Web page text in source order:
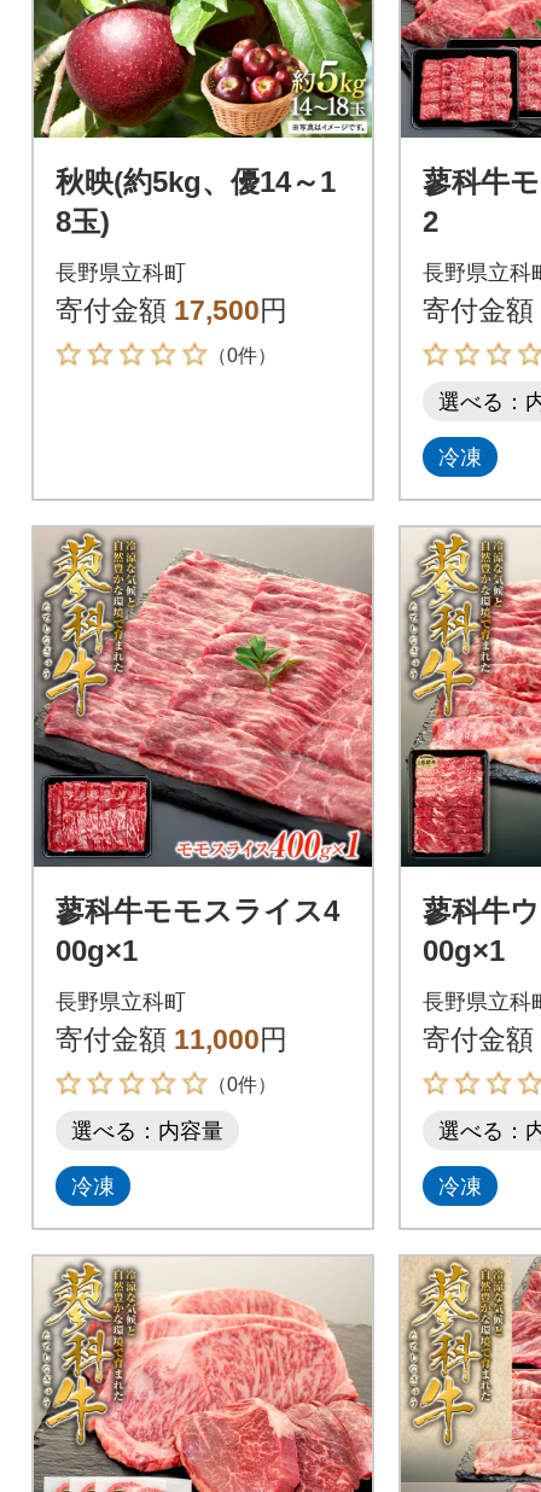
秋映(約5kg、優14～1
8玉)
長野県立科町
寄付金額 17,500円
（0件）
蓼科牛
2
長野県立科
寄付金額
選べる：
冷凍
蓼科牛モモスライス4
00g×1
長野県立科町
寄付金額 11,000円
（0件）
選べる：内容量
冷凍
蓼科牛
長野県立科
寄付金額
選べる：
冷凍